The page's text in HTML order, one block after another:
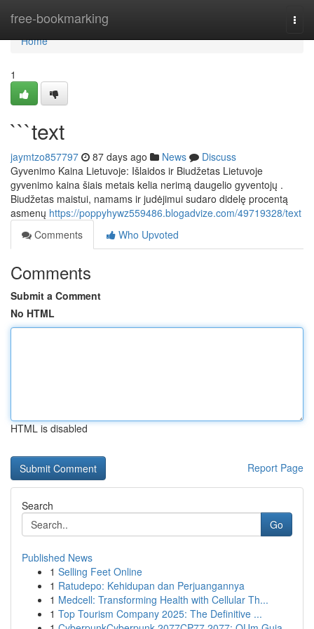
free-bookmarking
Home
Home
1
```text
jaymtzo857797 87 days ago News
Discuss
Gyvenimo Kaina Lietuvoje: Išlaidos ir Biudžetas Lietuvoje
gyvenimo kaina šiais metais kelia nerimą daugelio gyventojų .
Biudžetas maistui, namams ir judėjimui sudaro didelę procentą
asmenų https://poppyhywz559486.blogadvize.com/49719328/text
Comments
Who Upvoted
Comments
Submit a Comment
No HTML
HTML is disabled
Report Page
Search
Go
Published News
1 Selling Feet Online
1 Ratudepo: Kehidupan dan Perjuangannya
1 Medcell: Transforming Health with Cellular Th...
1 Top Tourism Company 2025: The Definitive ...